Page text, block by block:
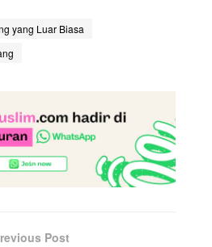
yang Luar Biasa
Post